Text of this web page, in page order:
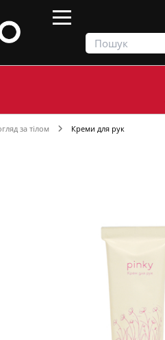
за тілом Креми для рук